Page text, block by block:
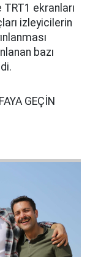
ekranları
izleyicilerin
bazı
GEÇİN